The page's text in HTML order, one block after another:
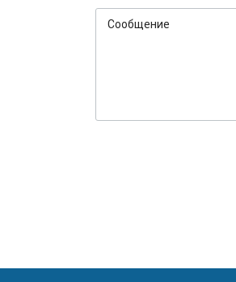
Сообщение